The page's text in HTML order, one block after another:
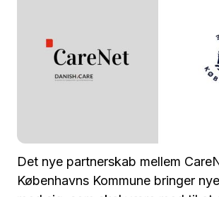
Det nye partnerskab mellem
Københavns Kommune bringer